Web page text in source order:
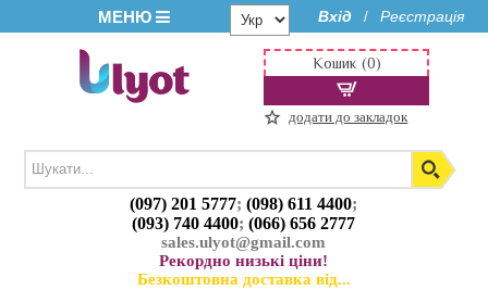
МЕНЮ Вхід / Реєстрація
(097) 201 5777;(098) 611 4400;
(093) 740 4400;(066) 656 2777
sales.ulyot@gmail.com
Рекордно низькі ціни!
Безкоштовна доставка від...
Кошик (0)
додати до закладок